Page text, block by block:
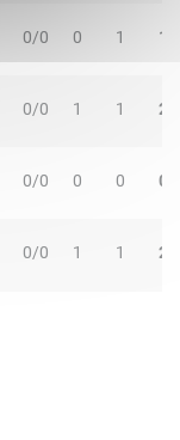
0/0 0 1 1
0/0 1 1 2
0/0 0 0 0
0/0 1 1 2